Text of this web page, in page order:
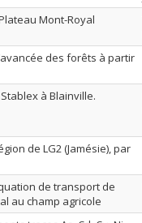
Mont-Royal
des forêts à partir
à Blainville.
de LG2 (Jamésie), par
de transport de
au champ agricole